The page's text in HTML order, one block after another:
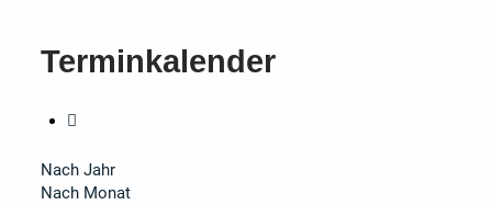
Terminkalender
Nach Jahr
Nach Monat